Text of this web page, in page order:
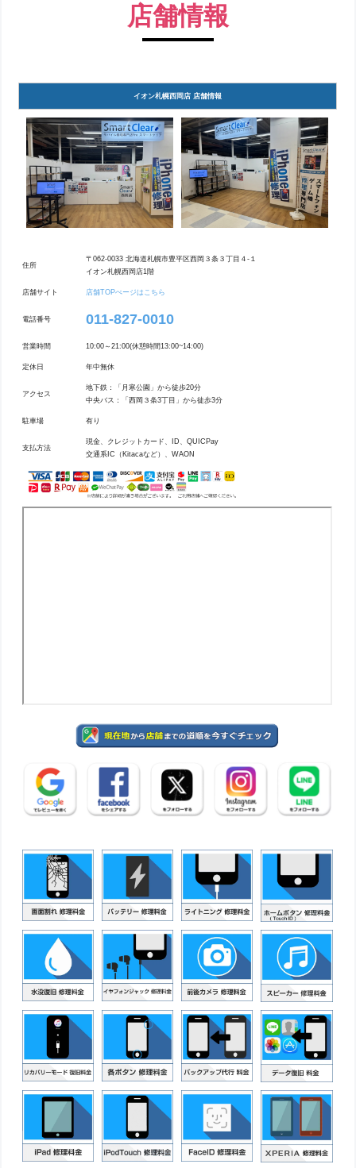
店舗情報
イオン札幌西岡店 店舗情報
住所
〒062-0033 北海道札幌市豊平区西岡３条３丁目４-１
イオン札幌西岡店1階
店舗サイト 店舗TOPぺージはこちら
電話番号 011-827-0010
営業時間 10:00～21:00(休憩時間13:00~14:00)
定休日 年中無休
アクセス
地下鉄：「月寒公園」から徒歩20分
中央バス：「西岡３条3丁目」から徒歩3分
駐車場 有り
支払方法
現金、クレジットカード、ID、QUICPay
交通系IC（Kitacaなど）、WAON